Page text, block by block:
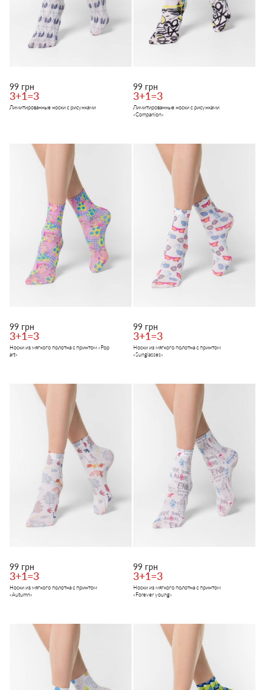
99 грн
3+1=3
Лимитированные носки с рисунками
99 грн
3+1=3
Лимитированные носки с рисунками
«Сompanion»
99 грн
3+1=3
Носки из мягкого полотна с принтом «Pop
art»
99 грн
3+1=3
Носки из мягкого полотна с принтом
«Sunglasses»
99 грн
3+1=3
Носки из мягкого полотна с принтом
«Autumn»
99 грн
3+1=3
Носки из мягкого полотна с принтом
«Forever young»